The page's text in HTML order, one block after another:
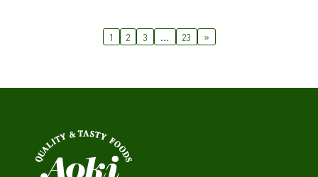
1 2 3 … 23 »